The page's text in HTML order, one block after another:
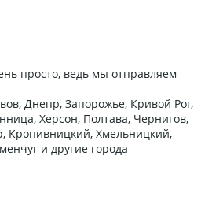
просто, ведь мы отправляем
Днепр, Запорожье, Кривой Рог,
Херсон, Полтава, Чернигов,
Кропивницкий, Хмельницкий,
и другие города